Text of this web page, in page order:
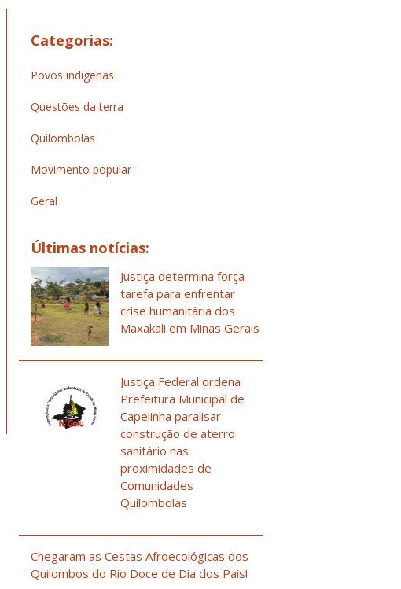
Categorias:
Povos indígenas
Questões da terra
Quilombolas
Movimento popular
Geral
Últimas notícias:
Justiça determina força-
tarefa para enfrentar
crise humanitária dos
Maxakali em Minas Gerais
Justiça Federal ordena
Prefeitura Municipal de
Capelinha paralisar
construção de aterro
sanitário nas
proximidades de
Comunidades
Quilombolas
Chegaram as Cestas Afroecológicas dos
Quilombos do Rio Doce de Dia dos Pais!